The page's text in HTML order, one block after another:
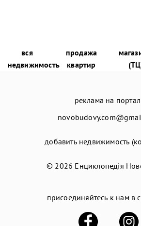
вся
недвижимость
продажа
квартир
реклама на
добавить недвижимость
© 2026 Енциклопедія
присоединяйтесь к нам в